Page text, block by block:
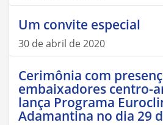
Um convite especial
30 de abril de 2020
Cerimônia com
embaixadores centro-
lança Programa
Adamantina no dia 29